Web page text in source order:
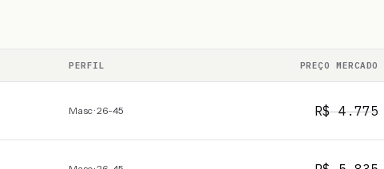
PERFIL PREÇO MERCADO
Masc · 26-45 R$4.775